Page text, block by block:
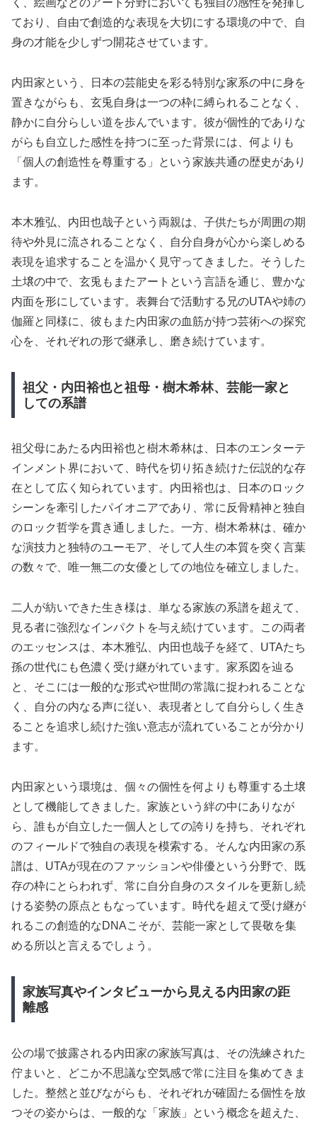
く、絵画などのアート分野においても独自の感性を発揮し
ており、自由で創造的な表現を大切にする環境の中で、自
身の才能を少しずつ開花させています。
内田家という、日本の芸能史を彩る特別な家系の中に身を
置きながらも、玄兎自身は一つの枠に縛られることなく、
静かに自分らしい道を歩んでいます。彼が個性的でありな
がらも自立した感性を持つに至った背景には、何よりも
「個人の創造性を尊重する」という家族共通の歴史があり
ます。
本木雅弘、内田也哉子という両親は、子供たちが周囲の期
待や外見に流されることなく、自分自身が心から楽しめる
表現を追求することを温かく見守ってきました。そうした
土壌の中で、玄兎もまたアートという言語を通じ、豊かな
内面を形にしています。表舞台で活動する兄のUTAや姉の
伽羅と同様に、彼もまた内田家の血筋が持つ芸術への探究
心を、それぞれの形で継承し、磨き続けています。
祖父・内田裕也と祖母・樹木希林、芸能一家と
しての系譜
祖父母にあたる内田裕也と樹木希林は、日本のエンターテ
インメント界において、時代を切り拓き続けた伝説的な存
在として広く知られています。内田裕也は、日本のロック
シーンを牽引したパイオニアであり、常に反骨精神と独自
のロック哲学を貫き通しました。一方、樹木希林は、確か
な演技力と独特のユーモア、そして人生の本質を突く言葉
の数々で、唯一無二の女優としての地位を確立しました。
二人が紡いできた生き様は、単なる家族の系譜を超えて、
見る者に強烈なインパクトを与え続けています。この両者
のエッセンスは、本木雅弘、内田也哉子を経て、UTAたち
孫の世代にも色濃く受け継がれています。家系図を辿る
と、そこには一般的な形式や世間の常識に捉われることな
く、自分の内なる声に従い、表現者として自分らしく生き
ることを追求し続けた強い意志が流れていることが分かり
ます。
内田家という環境は、個々の個性を何よりも尊重する土壌
として機能してきました。家族という絆の中にありなが
ら、誰もが自立した一個人としての誇りを持ち、それぞれ
のフィールドで独自の表現を模索する。そんな内田家の系
譜は、UTAが現在のファッションや俳優という分野で、既
存の枠にとらわれず、常に自分自身のスタイルを更新し続
ける姿勢の原点ともなっています。時代を超えて受け継が
れるこの創造的なDNAこそが、芸能一家として畏敬を集
める所以と言えるでしょう。
家族写真やインタビューから見える内田家の距
離感
公の場で披露される内田家の家族写真は、その洗練された
佇まいと、どこか不思議な空気感で常に注目を集めてきま
した。整然と並びながらも、それぞれが確固たる個性を放
つその姿からは、一般的な「家族」という概念を超えた、